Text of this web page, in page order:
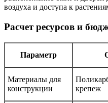
воздуха и доступа к
Расчет ресурсов и
Параметр
Материалы для
конструкции
крепеж